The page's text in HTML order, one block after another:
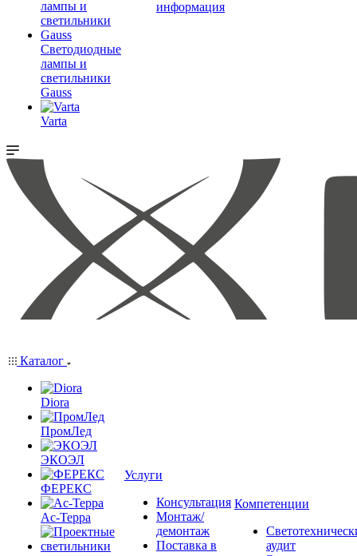
Светодиодные
лампы и
светильники
Gauss
Varta
информация
Каталог
Diora
ПромЛед
ЭКОЭЛ
ФЕРЕКС
Ас-Терра
Услуги
Консультация
Монтаж/
демонтаж
Поставка в
Компетенции
аудит